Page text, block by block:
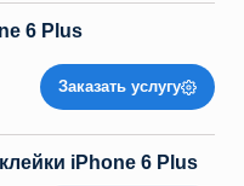
6 Plus
Заказать услугу
iPhone 6 Plus